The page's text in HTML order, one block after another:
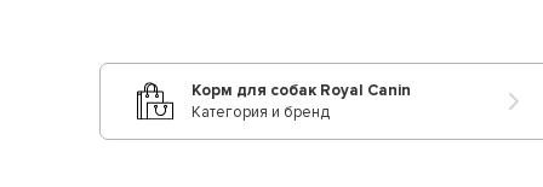
Единица измерения: kg
L
Корм для собак Royal Canin
Категория и бренд